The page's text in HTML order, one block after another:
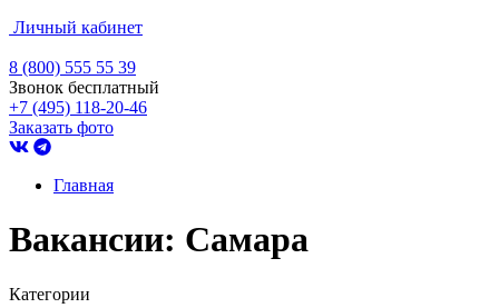
Личный кабинет
8 (800) 555 55 39
Звонок бесплатный
+7 (495) 118-20-46
Заказать фото
Главная
Вакансии: Самара
Категории